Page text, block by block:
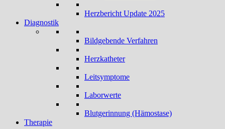
Herzbericht Update 2025
Diagnostik
Bildgebende Verfahren
Herzkatheter
Leitsymptome
Laborwerte
Blutgerinnung (Hämostase)
Therapie